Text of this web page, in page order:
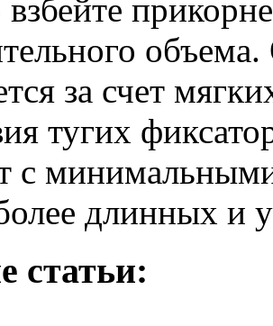
за счет
тугих
с
длинных и
статьи: